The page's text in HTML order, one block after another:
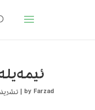
by Farzad
|تشرینی